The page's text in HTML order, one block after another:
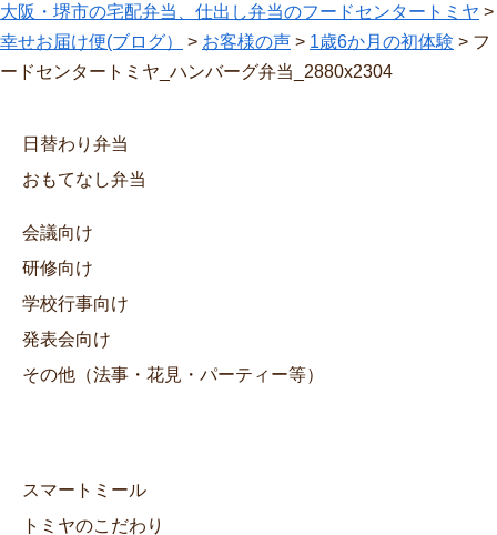
大阪・堺市の宅配弁当、仕出し弁当のフードセンタートミヤ >
幸せお届け便(ブログ）
> お客様の声 > 1歳6か月の初体験 > フ
ードセンタートミヤ_ハンバーグ弁当_2880x2304
日替わり弁当
おもてなし弁当
会議向け
研修向け
学校行事向け
発表会向け
その他（法事・花見・パーティー等）
スマートミール
トミヤのこだわり